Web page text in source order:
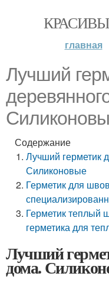
главная
Лучший
Содержание
Лучший герметик
Силиконовые
Герметик для
Герметик теплый
герметика для
Лучший
дома.